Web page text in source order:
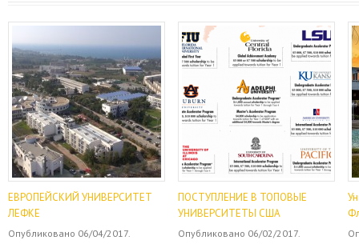
ЕВРОПЕЙСКИЙ УНИВЕРСИТЕТ
ЛЕФКЕ
Опубликовано 06/04/2017.
ПОСТУПЛЕНИЕ В ТОПОВЫЕ
УНИВЕРСИТЕТЫ США
Опубликовано 06/02/2017.